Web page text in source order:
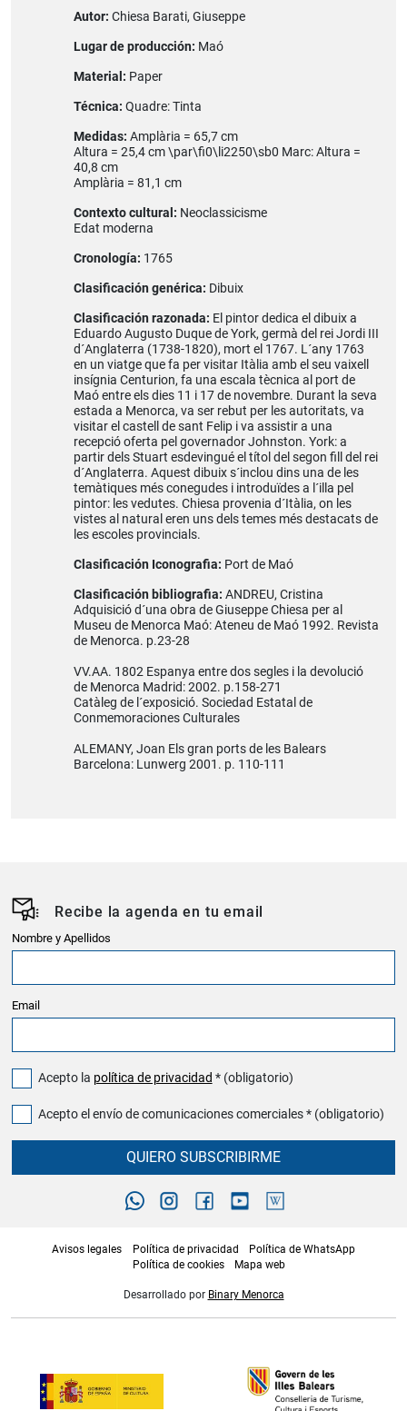
Autor: Chiesa Barati, Giuseppe
Lugar de producción: Maó
Material: Paper
Técnica: Quadre: Tinta
Medidas: Amplària = 65,7 cm
Altura = 25,4 cm \par\fi0\li2250\sb0 Marc: Altura =
40,8 cm
Amplària = 81,1 cm
Contexto cultural: Neoclassicisme
Edat moderna
Cronología: 1765
Clasificación genérica: Dibuix
Clasificación razonada: El pintor dedica el dibuix a
Eduardo Augusto Duque de York, germà del rei Jordi III
d´Anglaterra (1738-1820), mort el 1767. L´any 1763
en un viatge que fa per visitar Itàlia amb el seu vaixell
insígnia Centurion, fa una escala tècnica al port de
Maó entre els dies 11 i 17 de novembre. Durant la seva
estada a Menorca, va ser rebut per les autoritats, va
visitar el castell de sant Felip i va assistir a una
recepció oferta pel governador Johnston. York: a
partir dels Stuart esdevingué el títol del segon fill del rei
d´Anglaterra. Aquest dibuix s´inclou dins una de les
temàtiques més conegudes i introduïdes a l´illa pel
pintor: les vedutes. Chiesa provenia d´Itàlia, on les
vistes al natural eren uns dels temes més destacats de
les escoles provincials.
Clasificación Iconografia: Port de Maó
Clasificación bibliografia: ANDREU, Cristina
Adquisició d´una obra de Giuseppe Chiesa per al
Museu de Menorca Maó: Ateneu de Maó 1992. Revista
de Menorca. p.23-28
VV.AA. 1802 Espanya entre dos segles i la devolució
de Menorca Madrid: 2002. p.158-271
Catàleg de l´exposició. Sociedad Estatal de
Conmemoraciones Culturales
ALEMANY, Joan Els gran ports de les Balears
Barcelona: Lunwerg 2001. p. 110-111
Recibe la agenda en tu email
Nombre y Apellidos
Email
Acepto la política de privacidad * (obligatorio)
Acepto el envío de comunicaciones comerciales * (obligatorio)
QUIERO SUBSCRIBIRME
Avisos legales Política de privacidad
Política de WhatsApp
Política de cookies
Mapa web
Desarrollado por Binary Menorca